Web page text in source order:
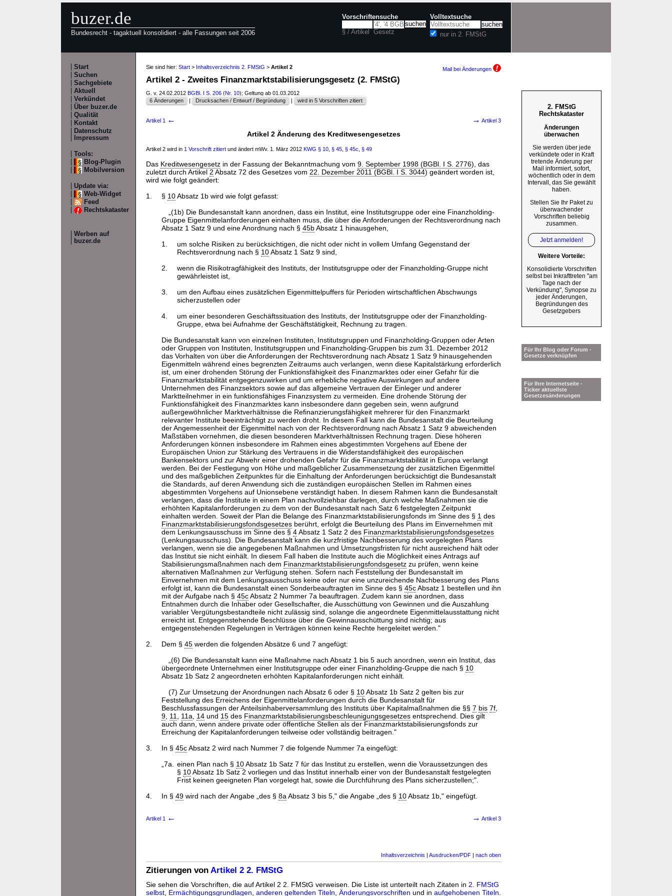
buzer.de
Bundesrecht - tagaktuell konsolidiert - alle Fassungen seit 2006
Vorschriftensuche
§ / Artikel Gesetz
Volltextsuche
nur in 2. FMStG
Start
Suchen
Sachgebiete
Aktuell
Verkündet
Über buzer.de
Qualität
Kontakt
Datenschutz
Impressum
Tools:
Blog-Plugin
Mobilversion
Update via:
Web-Widget
Feed
Rechtskataster
Werben auf
buzer.de
Sie sind hier: Start > Inhaltsverzeichnis 2. FMStG > Artikel 2 Mail bei Änderungen
Artikel 2 - Zweites Finanzmarktstabilisierungsgesetz (2. FMStG)
G. v. 24.02.2012 BGBl. I S. 206 (Nr. 10); Geltung ab 01.03.2012
6 Änderungen
| Drucksachen / Entwurf / Begründung | wird in 5 Vorschriften zitiert
Artikel 1 ← → Artikel 3
Artikel 2 Änderung des Kreditwesengesetzes
Artikel 2 wird in 1 Vorschrift zitiert und ändert mWv. 1. März 2012 KWG § 10 § 45 § 45c § 49
Das Kreditwesengesetz in der Fassung der Bekanntmachung vom 9. September 1998 (BGBl. I S. 2776), das
zuletzt durch Artikel 2 Absatz 72 des Gesetzes vom 22. Dezember 2011 (BGBl. I S. 3044) geändert worden ist,
wird wie folgt geändert:
1.
§ 10Absatz 1b wird wie folgt gefasst:
„(1b) Die Bundesanstalt kann anordnen, dass ein Institut, eine Institutsgruppe oder eine Finanzholding-
Gruppe Eigenmittelanforderungen einhalten muss, die über die Anforderungen der Rechtsverordnung nach
Absatz 1 Satz 9 und eine Anordnung nach § 45bAbsatz 1 hinausgehen,
1.
um solche Risiken zu berücksichtigen, die nicht oder nicht in vollem Umfang Gegenstand der
Rechtsverordnung nach § 10Absatz 1 Satz 9 sind,
2.
wenn die Risikotragfähigkeit des Instituts, der Institutsgruppe oder der Finanzholding-Gruppe nicht
gewährleistet ist,
3.
um den Aufbau eines zusätzlichen Eigenmittelpuffers für Perioden wirtschaftlichen Abschwungs
sicherzustellen oder
4.
um einer besonderen Geschäftssituation des Instituts, der Institutsgruppe oder der Finanzholding-
Gruppe, etwa bei Aufnahme der Geschäftstätigkeit, Rechnung zu tragen.
Die Bundesanstalt kann von einzelnen Instituten, Institutsgruppen und Finanzholding-Gruppen oder Arten
oder Gruppen von Instituten, Institutsgruppen und Finanzholding-Gruppen bis zum 31. Dezember 2012
das Vorhalten von über die Anforderungen der Rechtsverordnung nach Absatz 1 Satz 9 hinausgehenden
Eigenmitteln während eines begrenzten Zeitraums auch verlangen, wenn diese Kapitalstärkung erforderlich
ist, um einer drohenden Störung der Funktionsfähigkeit des Finanzmarktes oder einer Gefahr für die
Finanzmarktstabilität entgegenzuwirken und um erhebliche negative Auswirkungen auf andere
Unternehmen des Finanzsektors sowie auf das allgemeine Vertrauen der Einleger und anderer
Marktteilnehmer in ein funktionsfähiges Finanzsystem zu vermeiden. Eine drohende Störung der
Funktionsfähigkeit des Finanzmarktes kann insbesondere dann gegeben sein, wenn aufgrund
außergewöhnlicher Marktverhältnisse die Refinanzierungsfähigkeit mehrerer für den Finanzmarkt
relevanter Institute beeinträchtigt zu werden droht. In diesem Fall kann die Bundesanstalt die Beurteilung
der Angemessenheit der Eigenmittel nach von der Rechtsverordnung nach Absatz 1 Satz 9 abweichenden
Maßstäben vornehmen, die diesen besonderen Marktverhältnissen Rechnung tragen. Diese höheren
Anforderungen können insbesondere im Rahmen eines abgestimmten Vorgehens auf Ebene der
Europäischen Union zur Stärkung des Vertrauens in die Widerstandsfähigkeit des europäischen
Bankensektors und zur Abwehr einer drohenden Gefahr für die Finanzmarktstabilität in Europa verlangt
werden. Bei der Festlegung von Höhe und maßgeblicher Zusammensetzung der zusätzlichen Eigenmittel
und des maßgeblichen Zeitpunktes für die Einhaltung der Anforderungen berücksichtigt die Bundesanstalt
die Standards, auf deren Anwendung sich die zuständigen europäischen Stellen im Rahmen eines
abgestimmten Vorgehens auf Unionsebene verständigt haben. In diesem Rahmen kann die Bundesanstalt
verlangen, dass die Institute in einem Plan nachvollziehbar darlegen, durch welche Maßnahmen sie die
erhöhten Kapitalanforderungen zu dem von der Bundesanstalt nach Satz 6 festgelegten Zeitpunkt
einhalten werden. Soweit der Plan die Belange des Finanzmarktstabilisierungsfonds im Sinne des § 1 des
Finanzmarktstabilisierungsfondsgesetzesberührt, erfolgt die Beurteilung des Plans im Einvernehmen mit
dem Lenkungsausschuss im Sinne des § 4Absatz 1 Satz 2 des Finanzmarktstabilisierungsfondsgesetzes
(Lenkungsausschuss). Die Bundesanstalt kann die kurzfristige Nachbesserung des vorgelegten Plans
verlangen, wenn sie die angegebenen Maßnahmen und Umsetzungsfristen für nicht ausreichend hält oder
das Institut sie nicht einhält. In diesem Fall haben die Institute auch die Möglichkeit eines Antrags auf
Stabilisierungsmaßnahmen nach dem Finanzmarktstabilisierungsfondsgesetzzu prüfen, wenn keine
alternativen Maßnahmen zur Verfügung stehen. Sofern nach Feststellung der Bundesanstalt im
Einvernehmen mit dem Lenkungsausschuss keine oder nur eine unzureichende Nachbesserung des Plans
erfolgt ist, kann die Bundesanstalt einen Sonderbeauftragten im Sinne des § 45cAbsatz 1 bestellen und ihn
mit der Aufgabe nach § 45cAbsatz 2 Nummer 7a beauftragen. Zudem kann sie anordnen, dass
Entnahmen durch die Inhaber oder Gesellschafter, die Ausschüttung von Gewinnen und die Auszahlung
variabler Vergütungsbestandteile nicht zulässig sind, solange die angeordnete Eigenmittelausstattung nicht
erreicht ist. Entgegenstehende Beschlüsse über die Gewinnausschüttung sind nichtig; aus
entgegenstehenden Regelungen in Verträgen können keine Rechte hergeleitet werden."
2.
Dem § 45werden die folgenden Absätze 6 und 7 angefügt:
„(6) Die Bundesanstalt kann eine Maßnahme nach Absatz 1 bis 5 auch anordnen, wenn ein Institut, das
übergeordnete Unternehmen einer Institutsgruppe oder einer Finanzholding-Gruppe die nach § 10
Absatz 1b Satz 2 angeordneten erhöhten Kapitalanforderungen nicht einhält.
(7) Zur Umsetzung der Anordnungen nach Absatz 6 oder § 10Absatz 1b Satz 2 gelten bis zur
Feststellung des Erreichens der Eigenmittelanforderungen durch die Bundesanstalt für
Beschlussfassungen der Anteilsinhaberversammlung des Instituts über Kapitalmaßnahmen die §§ 7 bis 7f,
9, 11 11a 14und 15des Finanzmarktstabilisierungsbeschleunigungsgesetzesentsprechend. Dies gilt
auch dann, wenn andere private oder öffentliche Stellen als der Finanzmarktstabilisierungsfonds zur
Erreichung der Kapitalanforderungen teilweise oder vollständig beitragen."
3.
In § 45cAbsatz 2 wird nach Nummer 7 die folgende Nummer 7a eingefügt:
„7a.
einen Plan nach § 10Absatz 1b Satz 7 für das Institut zu erstellen, wenn die Voraussetzungen des
§ 10Absatz 1b Satz 2 vorliegen und das Institut innerhalb einer von der Bundesanstalt festgelegten
Frist keinen geeigneten Plan vorgelegt hat, sowie die Durchführung des Plans sicherzustellen;".
4.
In § 49wird nach der Angabe „des § 8a Absatz 3 bis 5," die Angabe „des § 10Absatz 1b," eingefügt.
Artikel 1 ← → Artikel 3
Inhaltsverzeichnis | Ausdrucken/PDF | nach oben
Zitierungen von Artikel 2 2. FMStG
Sie sehen die Vorschriften, die auf Artikel 2 2. FMStG verweisen. Die Liste ist unterteilt nach Zitaten in 2. FMStG
selbst Ermächtigungsgrundlagen anderen geltenden Titeln Änderungsvorschriften und in aufgehobenen Titeln
2. FMStG
Rechtskataster
Änderungen
überwachen
Sie werden über jede
verkündete oder in Kraft
tretende Änderung per
Mail informiert, sofort,
wöchentlich oder in dem
Intervall, das Sie gewählt
haben.
Stellen Sie Ihr Paket zu
überwachender
Vorschriften beliebig
zusammen.
Jetzt anmelden!
Weitere Vorteile:
Konsolidierte Vorschriften
selbst bei Inkrafttreten "am
Tage nach der
Verkündung", Synopse zu
jeder Änderungen,
Begründungen des
Gesetzgebers
Für Ihr Blog oder Forum -
Gesetze verknüpfen
Für Ihre Internetseite -
Ticker aktuellste
Gesetzesänderungen